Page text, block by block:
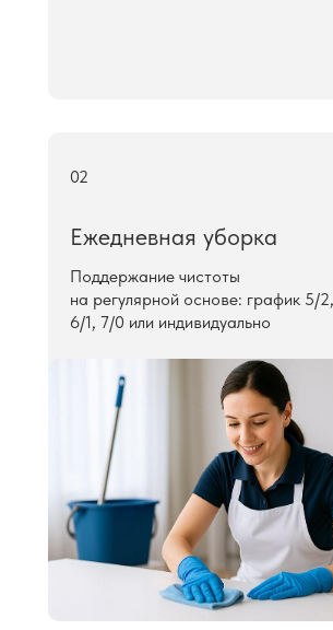
Поддержание чистоты
на регулярной основе: график 5/2,
6/1, 7/0 или индивидуально
Ежедневная уборка
02